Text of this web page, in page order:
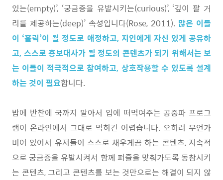
있는(empty)’, ‘궁금증을 유발시키는(curious)’, ‘깊이 팔 거
리를 제공하는(deep)’ 속성입니다(Rose, 2011). 많은 이들
이 ‘홀릭’이 될 정도로 애정하고, 지인에게 자신 있게 공유하
고, 스스로 홍보대사가 될 정도의 콘텐츠가 되기 위해서는 보
는 이들이 적극적으로 참여하고, 상호작용할 수 있도록 설계
하는 것이 필요합니다.
밥에 반찬에 국까지 말아서 입에 떠먹여주는 공중파 프로그
램이 온라인에서 그대로 먹히긴 어렵습니다. 오히려 무언가
비어 있어서 유저들이 스스로 채우게끔 하는 콘텐츠, 지속적
으로 궁금증을 유발시켜서 함께 퍼즐을 맞춰가도록 동참시키
는 콘텐츠, 그리고 콘텐츠를 보는 것만으로는 해결이 되지 않